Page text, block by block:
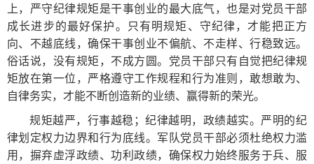
上，严守纪律规矩是干事创业的最大底气，也是对党员干部
成长进步的最好保护。只有明规矩、守纪律，才能把正方
向、不越底线，确保干事创业不偏航、不走样、行稳致远。
俗话说，没有规矩，不成方圆。党员干部只有自觉把纪律规
矩放在第一位，严格遵守工作规程和行为准则，敢想敢为、
自律务实，才能不断创造新的业绩、赢得新的荣光。
规矩越严，行事越稳；纪律越明，政绩越实。严明的纪
律划定权力边界和行为底线。军队党员干部必须杜绝权力滥
用，摒弃虚浮政绩、功利政绩，确保权力始终服务于兵、服